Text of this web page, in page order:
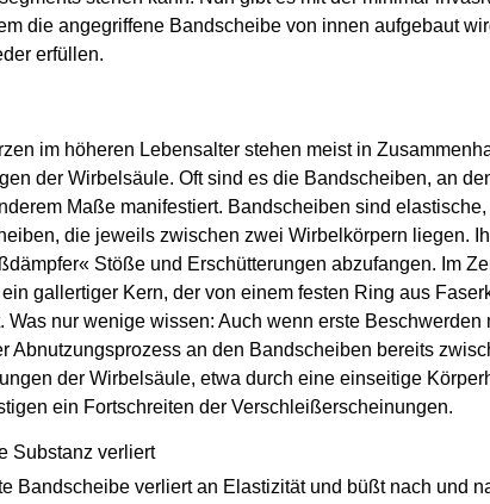
die angegriffene Bandscheibe von innen aufgebaut
erfüllen.
im höheren Lebensalter stehen meist in
der Wirbelsäule. Oft sind es die Bandscheiben, an
Maße manifestiert. Bandscheiben sind elastische,
die jeweils zwischen zwei Wirbelkörpern liegen.
Stöße und Erschütterungen abzufangen. Im
gallertiger Kern, der von einem festen Ring aus
Was nur wenige wissen: Auch wenn erste Beschwerden
Abnutzungsprozess an den Bandscheiben bereits
der Wirbelsäule, etwa durch eine einseitige
ein Fortschreiten der Verschleißerscheinungen.
Substanz verliert
Bandscheibe verliert an Elastizität und büßt nach und